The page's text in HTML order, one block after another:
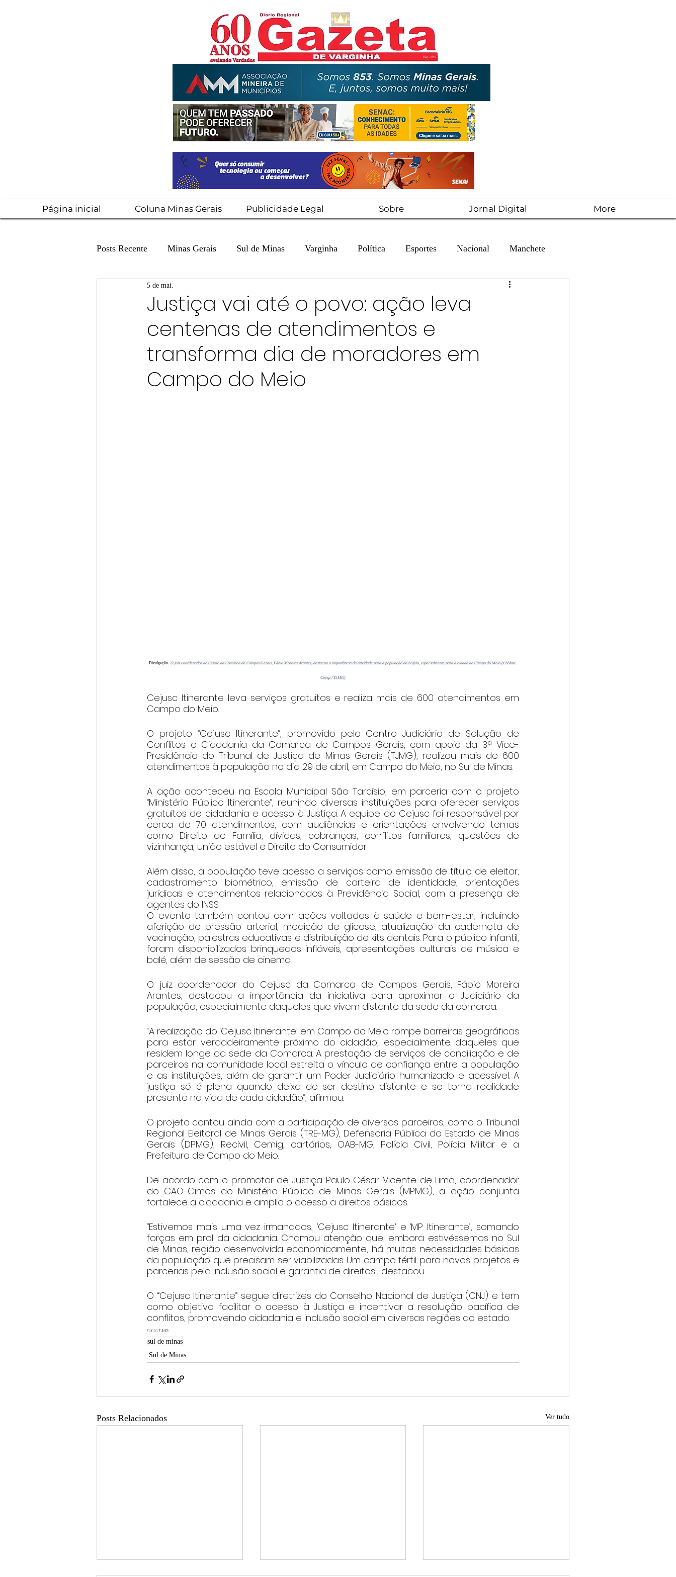
Página inicial Coluna Minas Gerais Publicidade Legal Sobre Jornal Digital More
Posts Recente Minas Gerais Sul de Minas Varginha Política Esportes Nacional Manchete
Coluna Fatos e Versões
Coluna: Agenda 21 Coluna: SindJori Internacional Coluna Jurídica Alerta Digital
Post Recentes Coluna Arte e Cultura em Ação
Justiça vai até o povo: ação leva
centenas de atendimentos e
transforma dia de moradores em
Campo do Meio
5 de mai.
Divulgação -O juiz coordenador do Cejusc da Comarca de Campos Gerais, Fábio Moreira Arantes, destacou a importância da atividade para a população da região, especialmente para a cidade de Campo do Meio (Crédito:
Coesp / TJMG)
Cejusc Itinerante leva serviços gratuitos e realiza mais de 600 atendimentos em
Campo do Meio.
O projeto “Cejusc Itinerante”, promovido pelo Centro Judiciário de Solução de
Conflitos e Cidadania da Comarca de Campos Gerais, com apoio da 3ª Vice-
Presidência do Tribunal de Justiça de Minas Gerais (TJMG), realizou mais de 600
atendimentos à população no dia 29 de abril, em Campo do Meio, no Sul de Minas.
A ação aconteceu na Escola Municipal São Tarcísio, em parceria com o projeto
“Ministério Público Itinerante”, reunindo diversas instituições para oferecer serviços
gratuitos de cidadania e acesso à Justiça. A equipe do Cejusc foi responsável por
cerca de 70 atendimentos, com audiências e orientações envolvendo temas
como Direito de Família, dívidas, cobranças, conflitos familiares, questões de
vizinhança, união estável e Direito do Consumidor.
Além disso, a população teve acesso a serviços como emissão de título de eleitor,
cadastramento biométrico, emissão de carteira de identidade, orientações
jurídicas e atendimentos relacionados à Previdência Social, com a presença de
agentes do INSS.
O evento também contou com ações voltadas à saúde e bem-estar, incluindo
aferição de pressão arterial, medição de glicose, atualização da caderneta de
vacinação, palestras educativas e distribuição de kits dentais. Para o público infantil,
foram disponibilizados brinquedos infláveis, apresentações culturais de música e
balé, além de sessão de cinema.
O juiz coordenador do Cejusc da Comarca de Campos Gerais, Fábio Moreira
Arantes, destacou a importância da iniciativa para aproximar o Judiciário da
população, especialmente daqueles que vivem distante da sede da comarca.
“A realização do ‘Cejusc Itinerante’ em Campo do Meio rompe barreiras geográficas
para estar verdadeiramente próximo do cidadão, especialmente daqueles que
residem longe da sede da Comarca. A prestação de serviços de conciliação e de
parceiros na comunidade local estreita o vínculo de confiança entre a população
e as instituições, além de garantir um Poder Judiciário humanizado e acessível. A
justiça só é plena quando deixa de ser destino distante e se torna realidade
presente na vida de cada cidadão”, afirmou.
O projeto contou ainda com a participação de diversos parceiros, como o Tribunal
Regional Eleitoral de Minas Gerais (TRE-MG), Defensoria Pública do Estado de Minas
Gerais (DPMG), Recivil, Cemig, cartórios, OAB-MG, Polícia Civil, Polícia Militar e a
Prefeitura de Campo do Meio.
De acordo com o promotor de Justiça Paulo César Vicente de Lima, coordenador
do CAO-Cimos do Ministério Público de Minas Gerais (MPMG), a ação conjunta
fortalece a cidadania e amplia o acesso a direitos básicos.
“Estivemos mais uma vez irmanados, ‘Cejusc Itinerante’ e ‘MP Itinerante’, somando
forças em prol da cidadania. Chamou atenção que, embora estivéssemos no Sul
de Minas, região desenvolvida economicamente, há muitas necessidades básicas
da população que precisam ser viabilizadas. Um campo fértil para novos projetos e
parcerias pela inclusão social e garantia de direitos”, destacou.
O “Cejusc Itinerante” segue diretrizes do Conselho Nacional de Justiça (CNJ) e tem
como objetivo facilitar o acesso à Justiça e incentivar a resolução pacífica de
conflitos, promovendo cidadania e inclusão social em diversas regiões do estado.
Fonte: TJMG
sul de minas
Sul de Minas
Posts Relacionados Ver tudo